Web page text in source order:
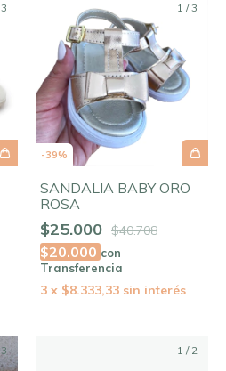
3 1 /3
-39%
SANDALIA BABY ORO
ROSA
$25.000 $40.708
$20.000 con
Transferencia
3 x $8.333,33 sin interés
3 1 / 2